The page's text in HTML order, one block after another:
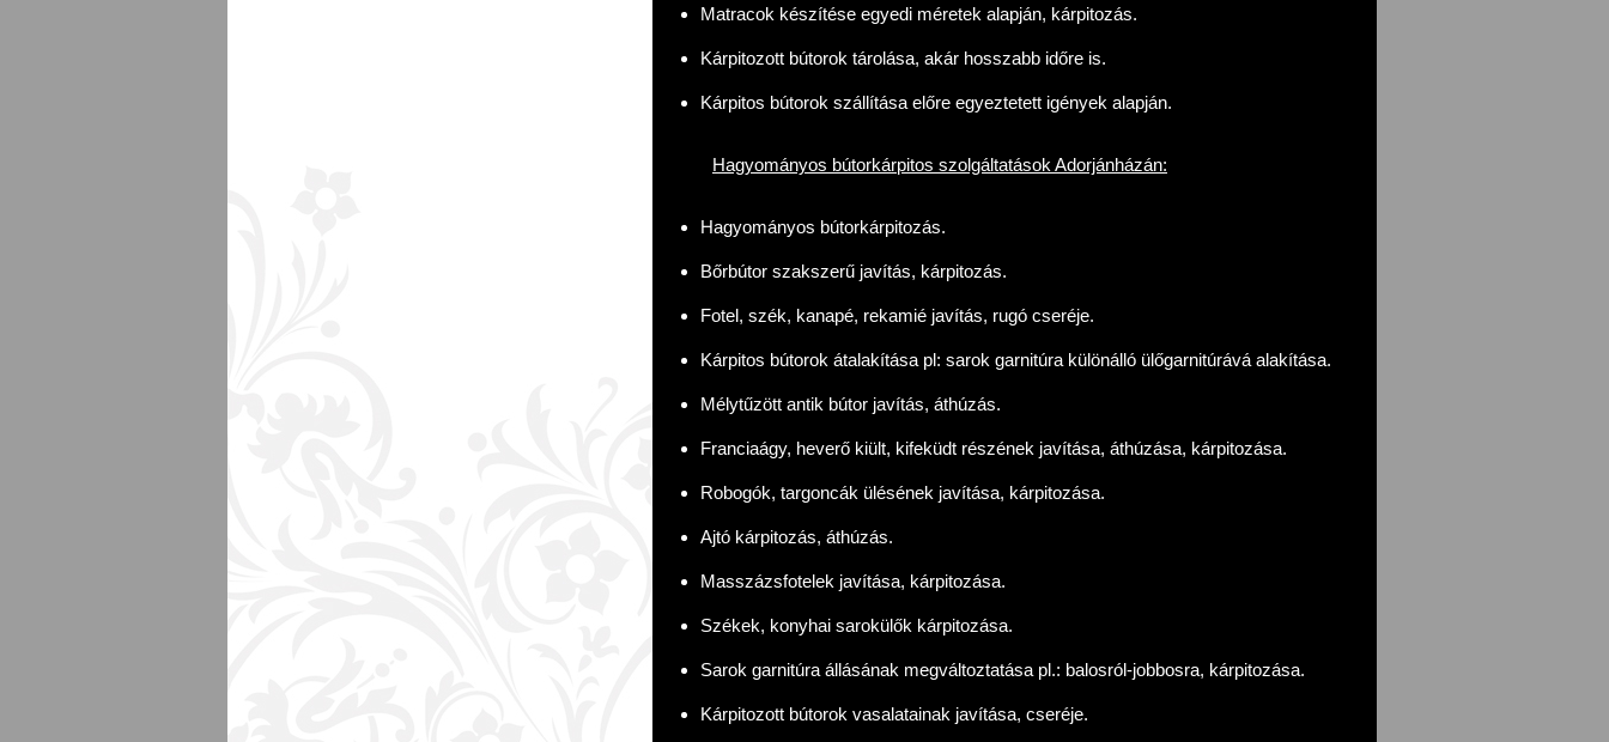
Matracok készítése egyedi méretek alapján, kárpitozás.
Kárpitozott bútorok tárolása, akár hosszabb időre is.
Kárpitos bútorok szállítása előre egyeztetett igények alapján.
Hagyományos bútorkárpitos szolgáltatások Adorjánházán:
Hagyományos bútorkárpitozás.
Bőrbútor szakszerű javítás, kárpitozás.
Fotel, szék, kanapé, rekamié javítás, rugó cseréje.
Kárpitos bútorok átalakítása pl: sarok garnitúra különálló ülőgarnitúrává alakítása.
Mélytűzött antik bútor javítás, áthúzás.
Franciaágy, heverő kiült, kifeküdt részének javítása, áthúzása, kárpitozása.
Robogók, targoncák ülésének javítása, kárpitozása.
Ajtó kárpitozás, áthúzás.
Masszázsfotelek javítása, kárpitozása.
Székek, konyhai sarokülők kárpitozása.
Sarok garnitúra állásának megváltoztatása pl.: balosról-jobbosra, kárpitozása.
Kárpitozott bútorok vasalatainak javítása, cseréje.